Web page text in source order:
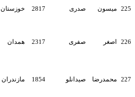
صدری 2817 خوزستان اهواز
صفری 2317 همدان همدان
صیدانلو 1854 مازندران ساری